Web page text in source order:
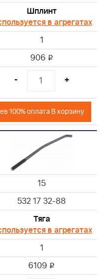
Шплинт
в агрегатах
1
906 i
- +
100% оплата В корзину
15
532 17 32-88
Тяга
в агрегатах
1
6109 i